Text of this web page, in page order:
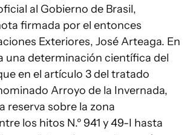
al Gobierno de Brasil,
firmada por el entonces
Exteriores, José Arteaga. En
una determinación científica del
en el artículo 3 del tratado
Arroyo de la Invernada,
reserva sobre la zona
los hitos N.º 941 y 49-I hasta